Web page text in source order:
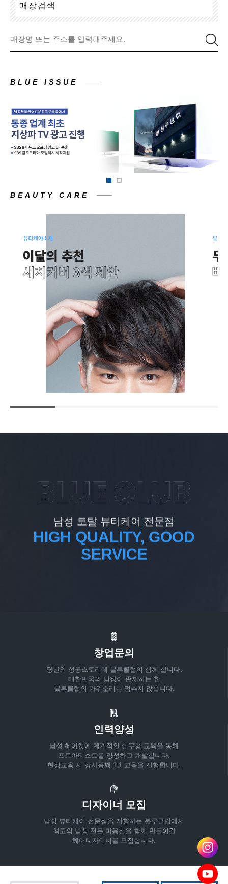
매 장검 색
BLUE ISSUE
BEAUTY CARE
남성 토탈 뷰티케어 전문점
HIGH QUALITY, GOOD
SERVICE
창업문의
당신의 성공스토리에 블루클럽이 함께 합니다.
대한민국의 남성이 존재하는 한
블루클럽의 가위소리는 멈추지 않습니다.
인력양성
남성 헤어컷에 체계적인 실무형 교육을 통해
프로아티스트를 양성하고 개발합니다.
현장교육 시 강사동행 1:1 교육을 진행합니다.
디자이너 모집
남성 뷰티케어 전문점을 지향하는 블루클럽에서
최고의 남성 전문 미용실을 함께 만들어갈
헤어디자이너를 모집합니다.